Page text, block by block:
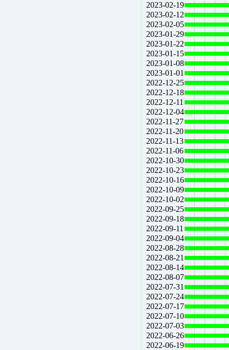
2023-02-19
2023-02-12
2023-02-05
2023-01-29
2023-01-22
2023-01-15
2023-01-08
2023-01-01
2022-12-25
2022-12-18
2022-12-11
2022-12-04
2022-11-27
2022-11-20
2022-11-13
2022-11-06
2022-10-30
2022-10-23
2022-10-16
2022-10-09
2022-10-02
2022-09-25
2022-09-18
2022-09-11
2022-09-04
2022-08-28
2022-08-21
2022-08-14
2022-08-07
2022-07-31
2022-07-24
2022-07-17
2022-07-10
2022-07-03
2022-06-26
2022-06-19